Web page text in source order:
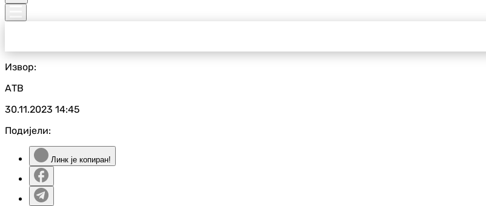
Извор:
АТВ
30.11.2023 14:45
Подијели:
Линк је копиран!